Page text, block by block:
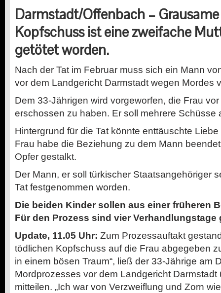
Darmstadt/Offenbach –
Kopfschuss ist eine zweifache
getötet worden.
Nach der Tat im Februar muss sich ein Mann
vor dem Landgericht Darmstadt wegen Mordes
Dem 33-Jährigen wird vorgeworfen, die Frau
erschossen zu haben. Er soll mehrere Schüsse
Hintergrund für die Tat könnte enttäuschte
Frau habe die Beziehung zu dem Mann
Opfer gestalkt.
Der Mann, er soll türkischer Staatsangehöriger
Tat festgenommen worden.
Die beiden Kinder sollen aus einer früheren
Für den Prozess sind vier Verhandlungstage
Update, 11.05 Uhr: Zum Prozessauftakt
tödlichen Kopfschuss auf die Frau abgegeben
in einem bösen Traum“, ließ der 33-Jährige am
Mordprozesses vor dem Landgericht Darmstadt
mitteilen. „Ich war von Verzweiflung und Zorn